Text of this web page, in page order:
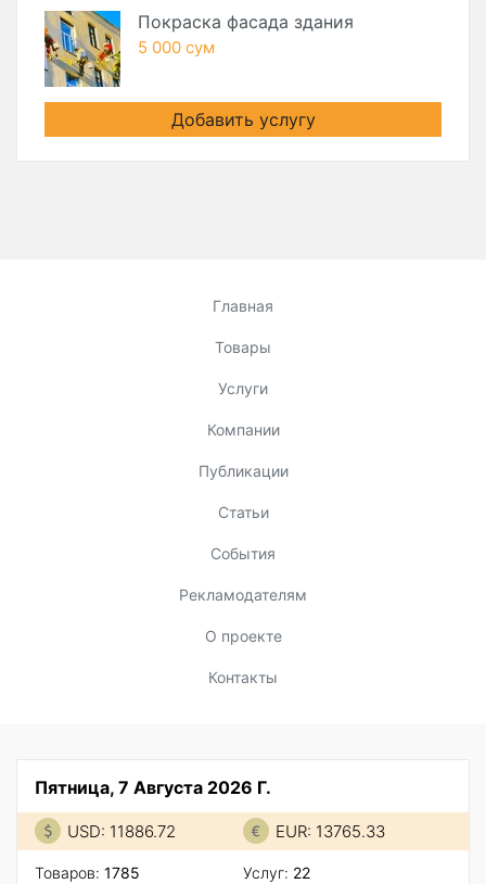
Покраска фасада здания
5 000 сум
Добавить услугу
Главная
Товары
Услуги
Компании
Публикации
Статьи
События
Рекламодателям
О проекте
Контакты
Пятница, 7 Августа 2026 Г.
USD: 11886.72 EUR: 13765.33
Товаров: 1785
Услуг: 22